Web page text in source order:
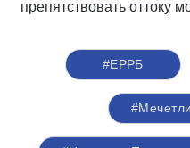
препятствовать оттоку
#ЕРРБ